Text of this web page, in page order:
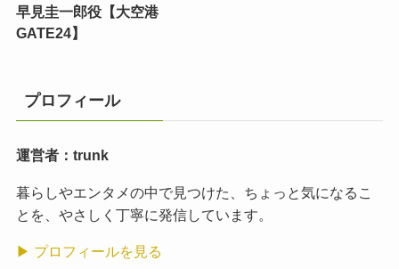
早見圭一郎役【大空港
GATE24】
プロフィール
運営者：trunk
暮らしやエンタメの中で見つけた、ちょっと気になるこ
とを、やさしく丁寧に発信しています。
▶ プロフィールを見る